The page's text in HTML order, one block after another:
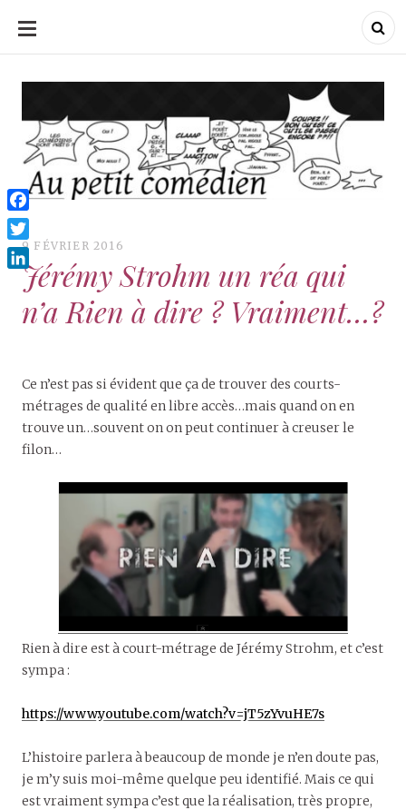
ALLER
CONTENU
Au Petit Comédien
Au Petit Comédien
9 FÉVRIER 2016
Jérémy Strohm un réa qui
n’a Rien à dire ? Vraiment…?
Ce n’est pas si évident que ça de trouver des courts-
métrages de qualité en libre accès…mais quand on en
trouve un…souvent on on peut continuer à creuser le
filon…
Rien à dire est à court-métrage de Jérémy Strohm, et c’est
sympa :
https://www.youtube.com/watch?v=jT5zYvuHE7s
L’histoire parlera à beaucoup de monde je n’en doute pas,
je m’y suis moi-même quelque peu identifié. Mais ce qui
est vraiment sympa c’est que la réalisation, très propre,
Facebook
Twitter
LinkedIn